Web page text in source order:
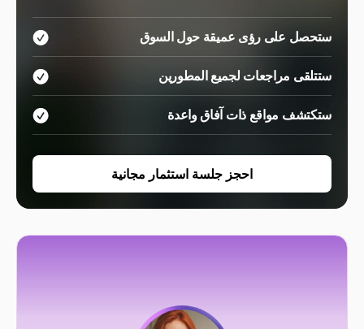
ستحصل على رؤى عميقة حول السوق
ستتلقى مراجعات لجميع المطورين
ستكتشف مواقع ذات آفاق واعدة
احجز جلسة استثمار مجانية